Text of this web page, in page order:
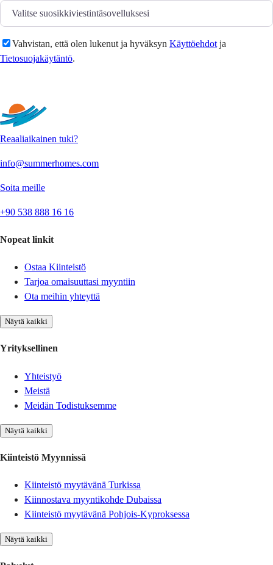
Vahvistan, että olen lukenut ja hyväksyn Käyttöehdot ja
Tietosuojakäytäntö.
Reaaliaikainen tuki?
info@summerhomes.com
Soita meille
+90 538 888 16 16
Nopeat linkit
Ostaa Kiinteistö
Tarjoa omaisuuttasi myyntiin
Ota meihin yhteyttä
Näytä kaikki
Yrityksellinen
Yhteistyö
Meistä
Meidän Todistuksemme
Näytä kaikki
Kiinteistö Myynnissä
Kiinteistö myytävänä Turkissa
Kiinnostava myyntikohde Dubaissa
Kiinteistö myytävänä Pohjois-Kyproksessa
Näytä kaikki